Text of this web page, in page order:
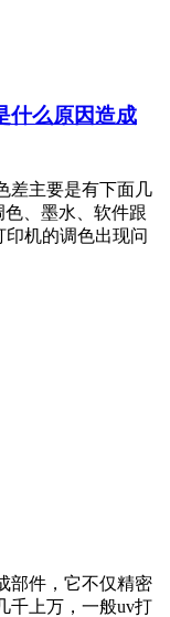
什么原因造成
差主要是有下面几
、墨水、软件跟
机的调色出现问
部件，它不仅精密
千上万，一般uv打